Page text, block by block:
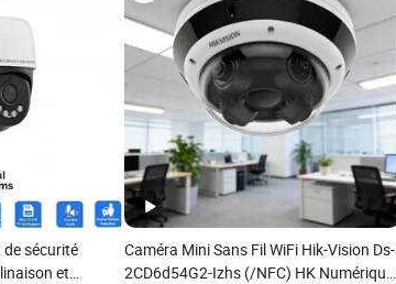
sécurité
et
Caméra Mini Sans Fil WiFi Hik-Vision Ds-
2CD6d54G2-Izhs (/NFC) HK Numérique